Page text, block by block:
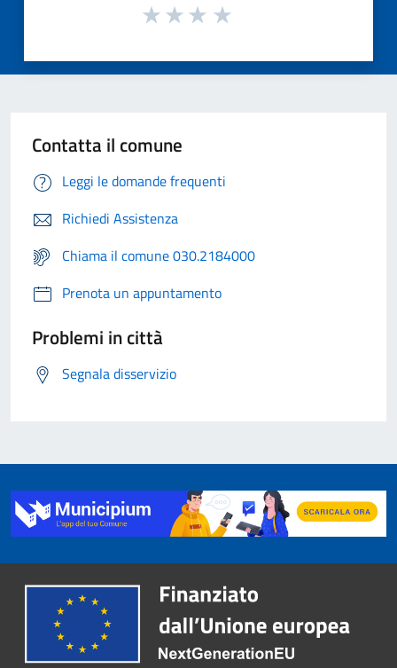
Contatta il comune
Leggi le domande frequenti
Richiedi Assistenza
Chiama il comune 030.2184000
Prenota un appuntamento
Problemi in città
Segnala disservizio